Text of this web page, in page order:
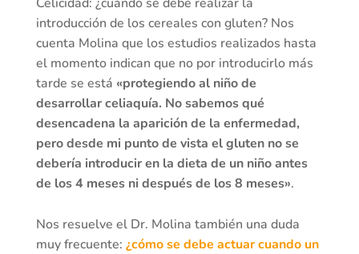
introducción de los cereales con gluten? Nos
cuenta Molina que los estudios realizados hasta
el momento indican que no por introducirlo más
tarde se está «protegiendo al niño de
desarrollar celiaquía. No sabemos qué
desencadena la aparición de la enfermedad,
pero desde mi punto de vista el gluten no se
debería introducir en la dieta de un niño antes
de los 4 meses ni después de los 8 meses».
Nos resuelve el Dr. Molina también una duda
muy frecuente: ¿cómo se debe actuar cuando un